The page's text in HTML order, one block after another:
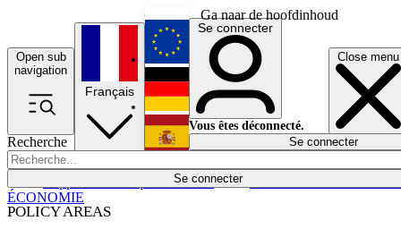
Ga naar de hoofdinhoud
Open sub
navigation
Close menu
Recherche
Se connecter
POLICY AREAS
Économie
Français
English
Deutsch
Español
Se connecter
Vous êtes déconnecté.
Se connecter
ÉCONOMIE